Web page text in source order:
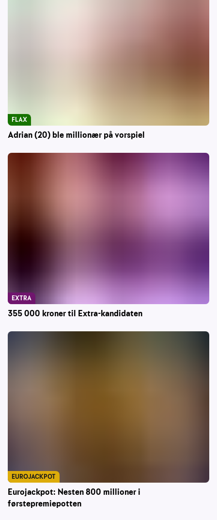
Adrian (20) ble millionær på vorspiel
FLAX
355 000 kroner til Extra-kandidaten
EXTRA
Eurojackpot: Nesten 800 millioner i
førstepremiepotten
EUROJACKPOT